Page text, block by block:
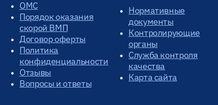
ОМС
Порядок оказания
скорой ВМП
Договор оферты
Политика
конфиденциальности
Отзывы
Вопросы и ответы
Нормативные
документы
Контролирующие
органы
Служба контроля
качества
Карта сайта